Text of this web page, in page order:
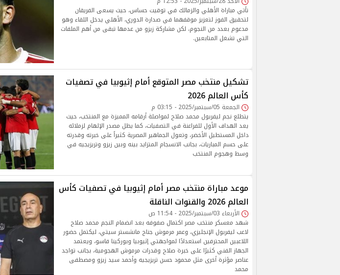
تأتي مباراة الأهلي والزمالك في توقيت حساس، حيث يسعى الفريقان
لتحقيق الفوز لتعزيز موقفهما في صدارة الدوري، الأهلي يدخل اللقاء وهو
مدعوم بعدد من النجوم، لكن مشاركة زيزو من عدمها تبقى من أهم الملفات
التي تشغل المتابعين.
تشكيل منتخب مصر المتوقع أمام إثيوبيا في تصفيات
كأس العالم 2026
الجمعة 05/سبتمبر/2025 - 03:15 م
يتطلع نجم ليفربول محمد صلاح لمواصلة أرقامه المميزة مع المنتخب، حيث
يعد الهداف الأول للفراعنة في التصفيات، كما يظل مصدر الإلهام لزملائه
داخل المستطيل الأخضر، وتعول الجماهير المصرية كثيراً على خبرته وقدرته
على حسم المباريات، بجانب الانسجام المتزايد بينه وبين زيزو وتريزيجيه في
وسط وهجوم المنتخب
موعد مباراة منتخب مصر أمام إثيوبيا في تصفيات كأس
العالم 2026 والقنوات الناقلة
الأربعاء 03/سبتمبر/2025 - 11:54 ص
شهد معسكر منتخب مصر اكتمال صفوفه بعد انضمام النجم محمد صلاح
لاعب ليفربول الإنجليزي، وعمر مرموش جناح مانشستر سيتي، ليكتمل حضور
اللاعبين المحترفين استعدادًا لمواجهتي إثيوبيا وبوركينا فاسو، ويعتمد
الجهاز الفني كثيرًا على خبرة صلاح وقدرات مرموش الهجومية، بجانب تواجد
عناصر مؤثرة أخرى مثل محمود حسن تريزيجيه وأحمد سيد زيزو ومصطفى
محمد